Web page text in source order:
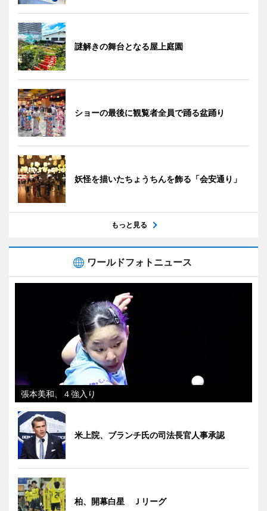
謎解きの舞台となる屋上庭園
ショーの最後に観覧者全員で踊る盆踊り
妖怪を描いたちょうちんを飾る「会安通り」
もっと見る
ワールドフォトニュース
張本美和、４強入り
米上院、ブランチ氏の司法長官人事承認
柏、開幕白星 Ｊリーグ